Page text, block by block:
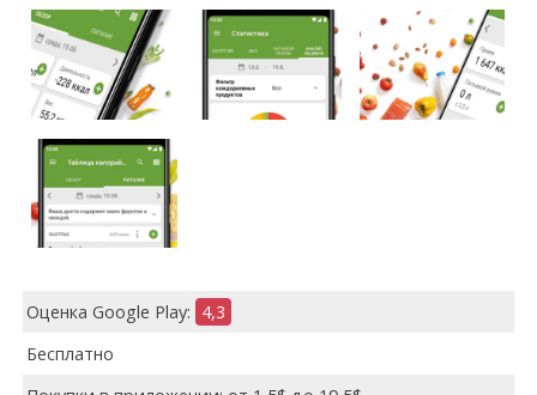
Оценка Google Play: 4,3
Бесплатно